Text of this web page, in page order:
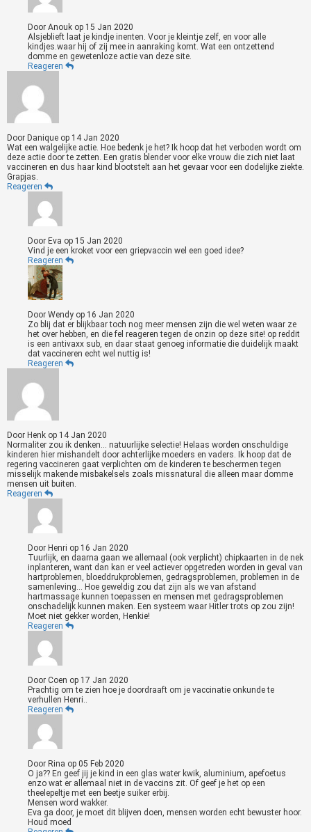
Door Anouk op 15 Jan 2020
Alsjeblieft laat je kindje inenten. Voor je kleintje zelf, en voor alle
kindjes.waar hij of zij mee in aanraking komt. Wat een ontzettend
domme en gewetenloze actie van deze site.
Reageren
Door Danique op 14 Jan 2020
Wat een walgelijke actie. Hoe bedenk je het? Ik hoop dat het verboden wordt om
deze actie door te zetten. Een gratis blender voor elke vrouw die zich niet laat
vaccineren en dus haar kind blootstelt aan het gevaar voor een dodelijke ziekte.
Grapjas.
Reageren
Door Eva op 15 Jan 2020
Vind je een kroket voor een griepvaccin wel een goed idee?
Reageren
Door Wendy op 16 Jan 2020
Zo blij dat er blijkbaar toch nog meer mensen zijn die wel weten waar ze
het over hebben, en die fel reageren tegen de onzin op deze site! op reddit
is een antivaxx sub, en daar staat genoeg informatie die duidelijk maakt
dat vaccineren echt wel nuttig is!
Reageren
Door Henk op 14 Jan 2020
Normaliter zou ik denken... natuurlijke selectie! Helaas worden onschuldige
kinderen hier mishandelt door achterlijke moeders en vaders. Ik hoop dat de
regering vaccineren gaat verplichten om de kinderen te beschermen tegen
misselijk makende misbakelsels zoals missnatural die alleen maar domme
mensen uit buiten.
Reageren
Door Henri op 16 Jan 2020
Tuurlijk, en daarna gaan we allemaal (ook verplicht) chipkaarten in de nek
inplanteren, want dan kan er veel actiever opgetreden worden in geval van
hartproblemen, bloeddrukproblemen, gedragsproblemen, problemen in de
samenleving... Hoe geweldig zou dat zijn als we van afstand
hartmassage kunnen toepassen en mensen met gedragsproblemen
onschadelijk kunnen maken. Een systeem waar Hitler trots op zou zijn!
Moet niet gekker worden, Henkie!
Reageren
Door Coen op 17 Jan 2020
Prachtig om te zien hoe je doordraaft om je vaccinatie onkunde te
verhullen Henri..
Reageren
Door Rina op 05 Feb 2020
O ja?? En geef jij je kind in een glas water kwik, aluminium, apefoetus
enzo wat er allemaal niet in de vaccins zit. Of geef je het op een
theelepeltje met een beetje suiker erbij.
Mensen word wakker.
Eva ga door, je moet dit blijven doen, mensen worden echt bewuster hoor.
Houd moed